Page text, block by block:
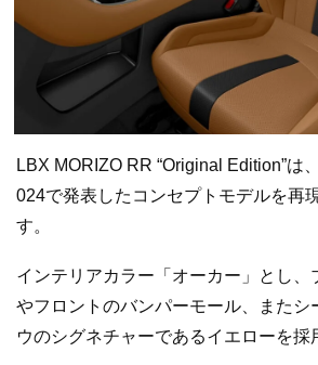
LBX MORIZO RR “Original Edition”は
024で発表したコンセプトモデルを再
す。
インテリアカラー「オーカー」とし、
やフロントのバンパーモール、またシ
ウのシグネチャーであるイエローを採